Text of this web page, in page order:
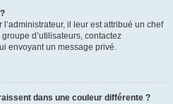
il leur est attribué un chef
d’utilisateurs, contactez
envoyant un message privé.
dans une couleur différente ?